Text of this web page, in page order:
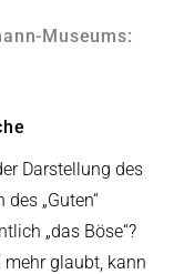
Museums:
Darstellung des
„Guten“
„das Böse“?
mehr glaubt, kann